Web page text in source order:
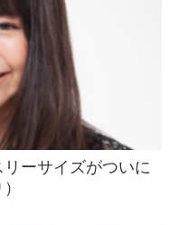
ーサイズがついに